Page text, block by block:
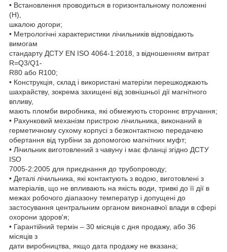
• Встановлення проводиться в горизонтальному положенні
(Н),
шкалою догори;
• Метрологічні характеристики лічильників відповідають
вимогам
стандарту ДСТУ EN ISO 4064-1:2018, з відношенням витрат
R=Q3/Q1-
R80 або R100;
• Конструкція, склад і використані матеріли перешкоджають
шахрайству, зокрема захищені від зовнішньої дії магнітного
впливу,
мають пломби виробника, які обмежують стороннє втручання;
• Рахунковий механізм пристрою лічильника, виконаний в
герметичному сухому корпусі з безконтактною передачею
обертання від турбіни за допомогою магнітних муфт;
• Лічильник виготовлений з чавуну і має фланці згідно ДСТУ
ISO
7005-2:2005 для приєднання до трубопроводу;
• Деталі лічильника, які контактують з водою, виготовлені з
матеріалів, що не впливають на якість води, тривкі до її дії в
межах робочого діапазону температур і допущені до
застосування центральним органом виконавчої влади в сфері
охорони здоров'я;
• Гарантійний термін – 30 місяців с дня продажу, або 36
місяців з
дати виробництва, якщо дата продажу не вказана;